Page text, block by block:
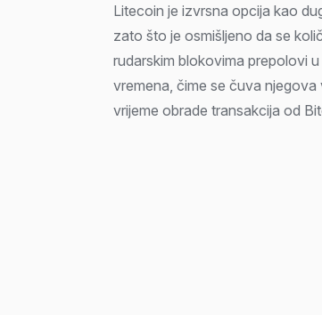
Litecoin je izvrsna opcija kao
zato što je osmišljeno da se
rudarskim blokovima prepolovi
vremena, čime se čuva
vrijeme obrade transakcija od